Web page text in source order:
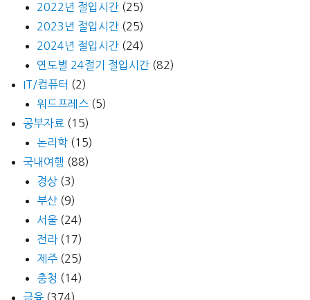
2022년 절입시간 (25)
2023년 절입시간 (25)
2024년 절입시간 (24)
연도별 24절기 절입시간 (82)
IT/컴퓨터 (2)
워드프레스 (5)
공부자료 (15)
논리학 (15)
국내여행 (88)
경상 (3)
부산 (9)
서울 (24)
전라(17)
제주 (25)
충청 (14)
금융 (374)